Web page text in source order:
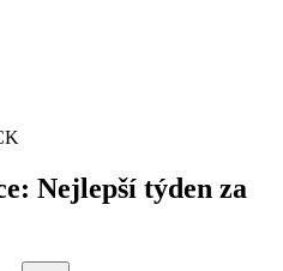
Nejlepší týden za